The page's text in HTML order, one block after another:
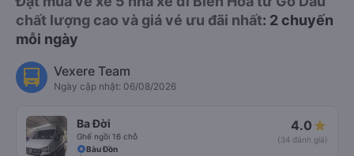
chất lượng cao và giá vé ưu đãi nhất: 2 chuyến
mỗi ngày
Vexere Team
Ngày cập nhật: 06/08/2026
Ba Đời
Ghế ngồi 16 chỗ
4.0
(34 đánh giá)
Bàu Đồn